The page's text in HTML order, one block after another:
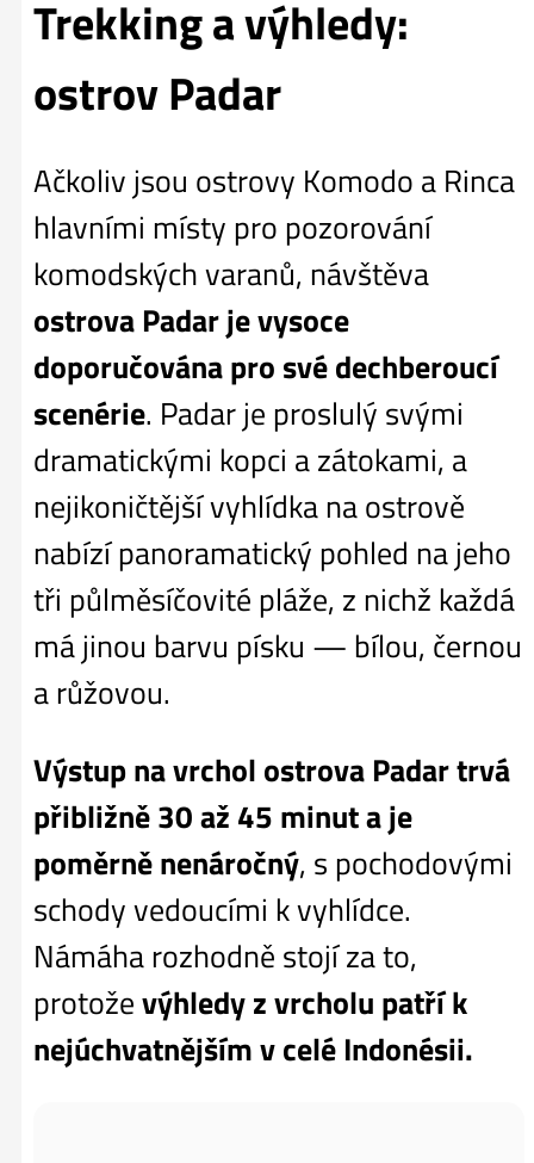
Trekking a výhledy:
ostrov Padar
Ačkoliv jsou ostrovy Komodo a Rinca
hlavními místy pro pozorování
komodských varanů, návštěva
ostrova Padar je vysoce
doporučována pro své dechberoucí
scenérie. Padar je proslulý svými
dramatickými kopci a zátokami, a
nejikoničtější vyhlídka na ostrově
nabízí panoramatický pohled na jeho
tři půlměsíčovité pláže, z nichž každá
má jinou barvu písku — bílou, černou
a růžovou.
Výstup na vrchol ostrova Padar trvá
přibližně 30 až 45 minut a je
poměrně nenáročný, s pochodovými
schody vedoucími k vyhlídce.
Námáha rozhodně stojí za to,
protoževýhledy z vrcholu patří k
nejúchvatnějším v celé Indonésii.